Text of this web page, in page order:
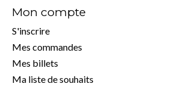
Mon compte
S'inscrire
Mes commandes
Mes billets
Ma liste de souhaits